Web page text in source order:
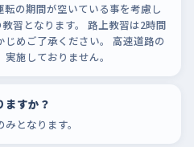
の期間が空いている事を考慮し
習となります。 路上教習は2時間
めご了承ください。 高速道路の
施しておりません。
ますか？
となります。